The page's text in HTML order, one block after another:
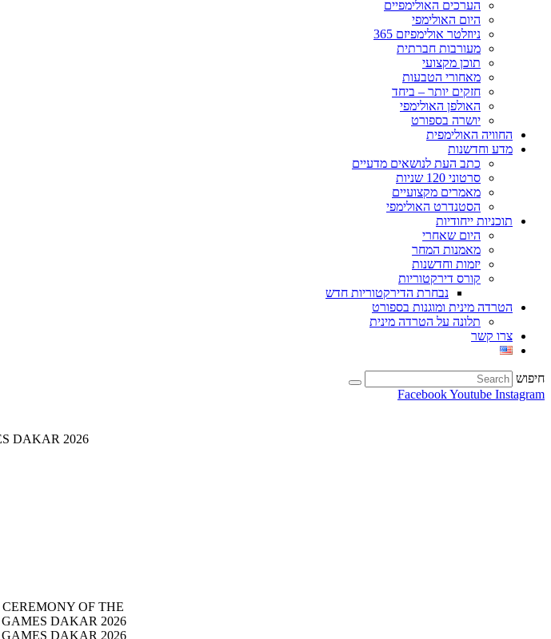
הערכים האולימפיים
היום האולימפי
ניוזלטר אולימפיזם 365
מעורבות חברתית
תוכן מקצועי
מאחורי הטבעות
חזקים יותר – ביחד
האולפן האולימפי
יושרה בספורט
החוויה האולימפית
מדע וחדשנות
כתב העת לנושאים מדעיים
סרטוני 120 שניות
מאמרים מקצועיים
הסטנדרט האולימפי
תוכניות ייחודיות
היום שאחרי
מאמנות המחר
יזמות וחדשנות
קורס דירקטוריות
נבחרת הדירקטוריות חדש
הטרדה מינית ומוגנות בספורט
תלונה על הטרדה מינית
צרו קשר
חיפוש
FacebookYoutube Instagram